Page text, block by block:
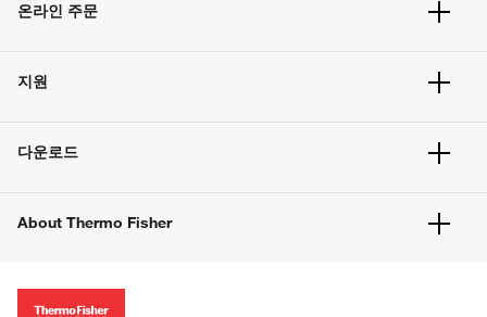
온라인 주문
주문 방법
벌크 주문
지원
고객 센터
웹사이트 개선사항
다운로드
About Thermo Fisher
투자자